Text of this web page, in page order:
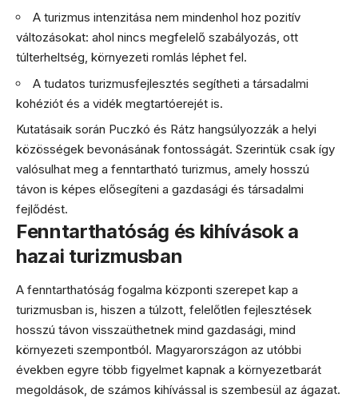
A turizmus intenzitása nem mindenhol hoz pozitív
változásokat: ahol nincs megfelelő szabályozás, ott
túlterheltség, környezeti romlás léphet fel.
A tudatos turizmusfejlesztés segítheti a társadalmi
kohéziót és a vidék megtartóerejét is.
Kutatásaik során Puczkó és Rátz hangsúlyozzák a helyi
közösségek bevonásának fontosságát. Szerintük csak így
valósulhat meg a fenntartható turizmus, amely hosszú
távon is képes elősegíteni a gazdasági és társadalmi
fejlődést.
Fenntarthatóság és kihívások a
hazai turizmusban
A fenntarthatóság fogalma központi szerepet kap a
turizmusban is, hiszen a túlzott, felelőtlen fejlesztések
hosszú távon visszaüthetnek mind gazdasági, mind
környezeti szempontból. Magyarországon az utóbbi
években egyre több figyelmet kapnak a környezetbarát
megoldások, de számos kihívással is szembesül az ágazat.